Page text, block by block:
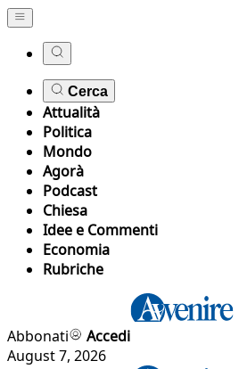
Cerca
Attualità
Politica
Mondo
Agorà
Podcast
Chiesa
Idee e Commenti
Economia
Rubriche
Abbonati
Accedi
August 7, 2026